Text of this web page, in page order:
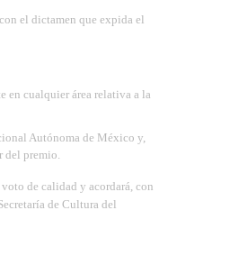
el dictamen que expida el
en cualquier área relativa a la
Autónoma de México y,
del premio.
de calidad y acordará, con
de Cultura del